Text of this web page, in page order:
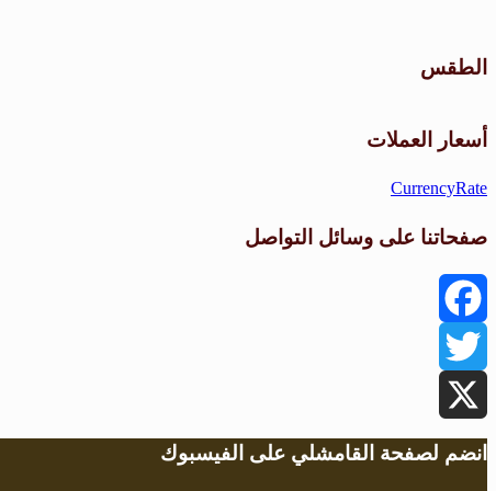
الطقس
أسعار العملات
CurrencyRate
صفحاتنا على وسائل التواصل
Facebook
Twitter
X
انضم لصفحة القامشلي على الفيسبوك